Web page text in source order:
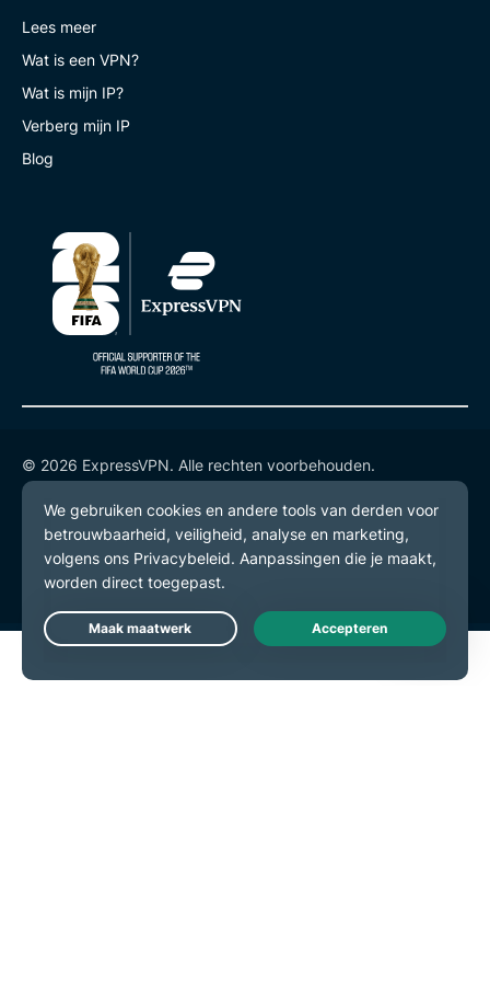
Lees meer
Wat is een VPN?
Wat is mijn IP?
Verberg mijn IP
Blog
© 2026 ExpressVPN. Alle rechten voorbehouden.
Privacybeleid
Gebruiksvoorwaarden
Cookievoorkeuren
Live Chat